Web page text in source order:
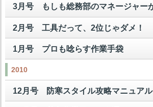
2月号 工具だって、2位じゃダメ！
1月号 プロも唸らす作業手袋
2010
12月号 防寒スタイル攻略マニュアル